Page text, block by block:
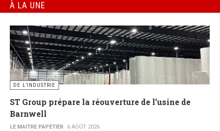
À LA UNE
DE L’INDUSTRIE
ST Group prépare la réouverture de l’usine de
Barnwell
LE MAITRE PAPETIER 6 AOÛT 2026